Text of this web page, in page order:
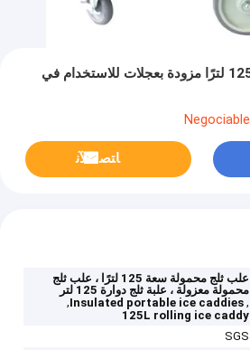
علب ثلج محمولة سعة 125 لترًا مزودة بعجلات للاستخدام في
ﺎﺘﺼﻟ ﺍﻶﻧ
علب ثلج محمولة سعة 125 لترًا ، علب ثلج
محمولة معزولة ، علبة ثلج دوارة 125 لتر
,
Insulated portable ice caddies
,
125L rolling ice caddy
SGS